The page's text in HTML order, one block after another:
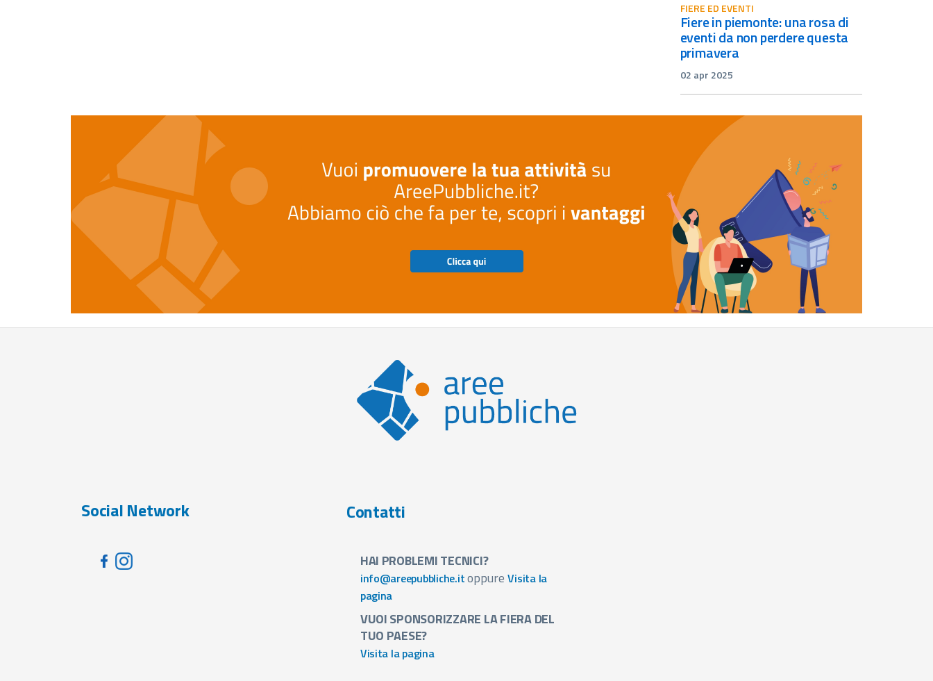
FIERE ED EVENTI
fiere in piemonte: una rosa di
eventi da non perdere questa
primavera
02 apr 2025
Social Network Contatti
HAI PROBLEMI TECNICI?
info@areepubbliche.itoppureVisita la
pagina
VUOI SPONSORIZZARE LA FIERA DEL
TUO PAESE?
Visita la pagina